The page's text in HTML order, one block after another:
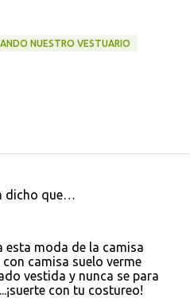
NUESTRO VESTUARIO
dicho que…
esta moda de la camisa
camisa suelo verme
vestida y nunca se para
con tu costureo!